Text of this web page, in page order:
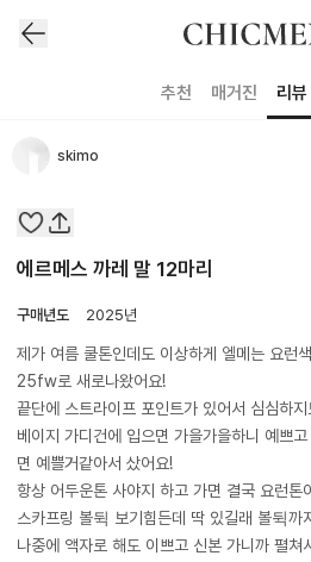
추천 매거진 리뷰
skimo
에르메스 까레 말 12마리
구매년도 2025년
제가 여름 쿨톤인데도 이상하게 엘메는 요런
25fw로 새로나왔어요!
끝단에 스트라이프 포인트가 있어서 심심하
베이지 가디건에 입으면 가을가을하니 예쁘
면 예쁠거같아서 샀어요!
항상 어두운톤 사야지 하고 가면 결국 요런톤
스카프링 볼뒥 보기힘든데 딱 있길래 볼뒥까
나중에 액자로 해도 이쁘고 신본 가니까 펼쳐